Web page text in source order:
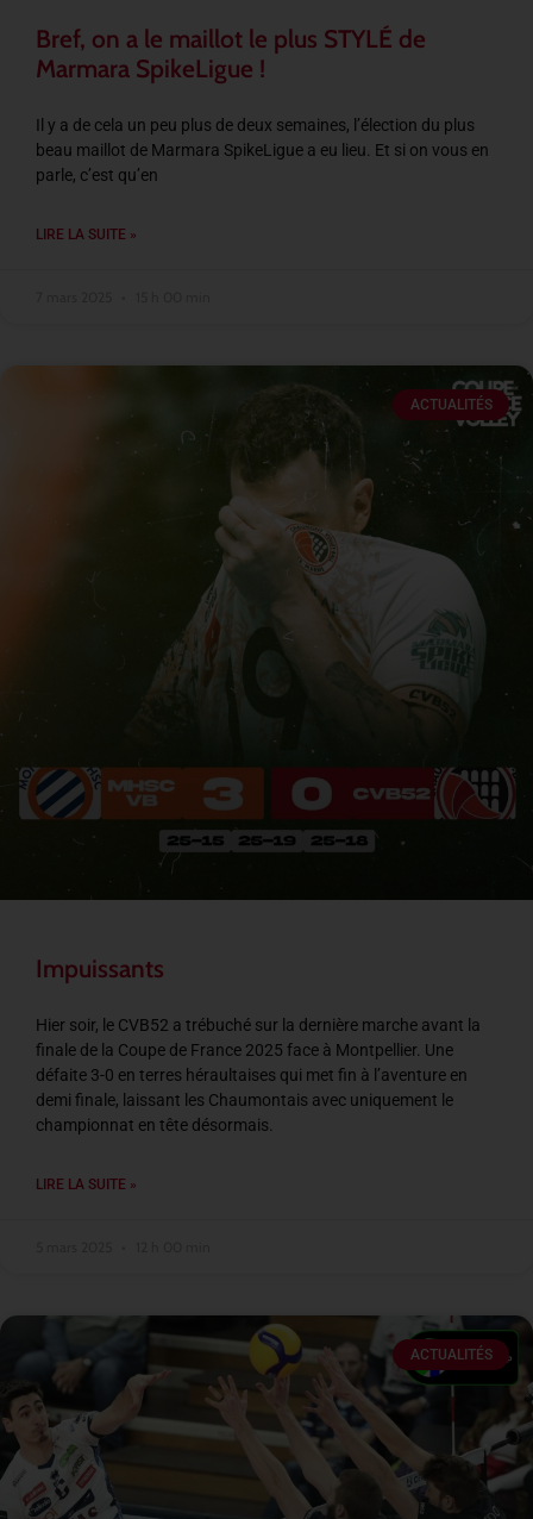
Bref, on a le maillot le plus STYLÉ de
Marmara SpikeLigue !
Il y a de cela un peu plus de deux semaines, l’élection du plus
beau maillot de Marmara SpikeLigue a eu lieu. Et si on vous en
parle, c’est qu’en
LIRE LA SUITE »
ACTUALITÉS
Impuissants
Hier soir, le CVB52 a trébuché sur la dernière marche avant la
finale de la Coupe de France 2025 face à Montpellier. Une
défaite 3-0 en terres héraultaises qui met fin à l’aventure en
demi finale, laissant les Chaumontais avec uniquement le
championnat en tête désormais.
LIRE LA SUITE »
ACTUALITÉS